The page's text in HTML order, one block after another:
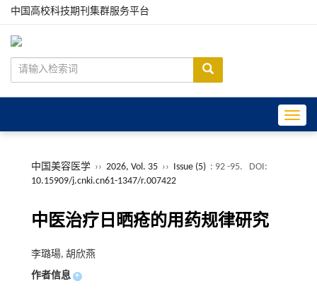
中国高校科技期刊集群服务平台
中国美容医学 ›› 2026, Vol. 35 ›› Issue (5) : 92 -95.
DOI:
10.15909/j.cnki.cn61-1347/r.007422
中医治疗日晒疮的用药规律研究
李璐瑒, 胡欣燕
作者信息 +